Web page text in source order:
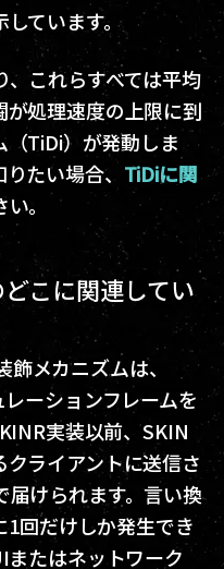
しています。
これらすべては平均
処理速度の上限に到
TiDi）が発動しま
たい場合、 TiDiに関
。
こに関連してい
メカニズムは、
ーションフレームを
実装以前、SKIN
ライアントに送信さ
けられます。言い換
回だけしか発生でき
またはネットワーク